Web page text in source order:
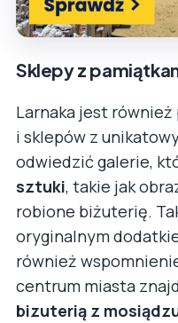
Sklepy z
Larnaka jest również
i sklepów z
odwiedzić galerie,
sztuki, takie jak
robione biżuterię.
oryginalnym
również
centrum miasta
bizuterią z